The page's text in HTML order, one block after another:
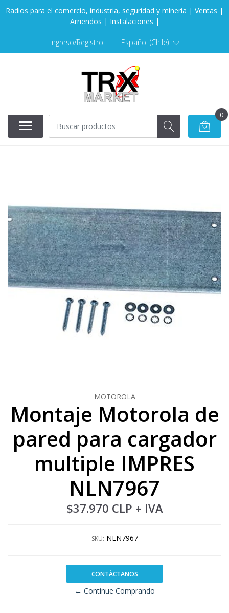
Radios para el comercio, industria, seguridad y minería | Ventas |
Arriendos | Instalaciones |
Ingreso/Registro | Español (Chile)
0
MOTOROLA
Montaje Motorola de
pared para cargador
multiple IMPRES
NLN7967
$37.970 CLP + IVA
SKU: NLN7967
CONTÁCTANOS
← Continue Comprando